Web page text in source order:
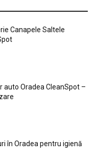
Canapele Saltele
auto Oradea CleanSpot –
în Oradea pentru igienă